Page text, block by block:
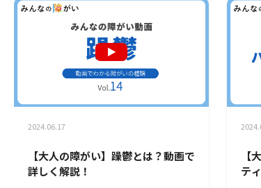
っていたのに、次の仕事を探すたびに、
応募できる求人は限られていく。学歴と
いう一点で、選べる道が減っていくんで
すよね。どれだけ結果を出しても、履歴
書の一行で判断されてしまう。その現実
がきつかったのを、いまでも覚えていま
に進学して、群馬に戻ってウレタンの製
起業しました。 自分の場合は、大検を取
って進学するという方法がありました。
し
つ
い
て
ら
です
2024.06.17
【大人の障がい】躁鬱とは？動画で
詳しく解説！
【
テ